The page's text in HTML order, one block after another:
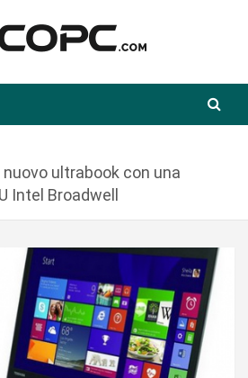
ultrabook con una
Intel Broadwell